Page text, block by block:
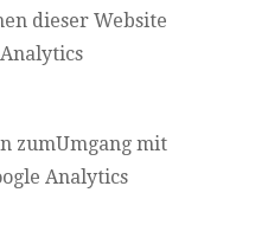
dieser Website
zumUmgang mit
Analytics